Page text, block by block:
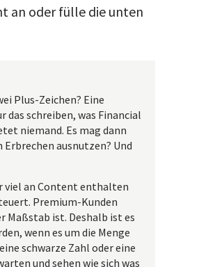
an oder fülle die unten
Plus-Zeichen? Eine
das schreiben, was Financial
niemand. Es mag dann
ausnutzen? Und
viel an Content enthalten
Premium-Kunden
Maßstab ist. Deshalb ist es
wenn es um die Menge
schwarze Zahl oder eine
und sehen wie sich was